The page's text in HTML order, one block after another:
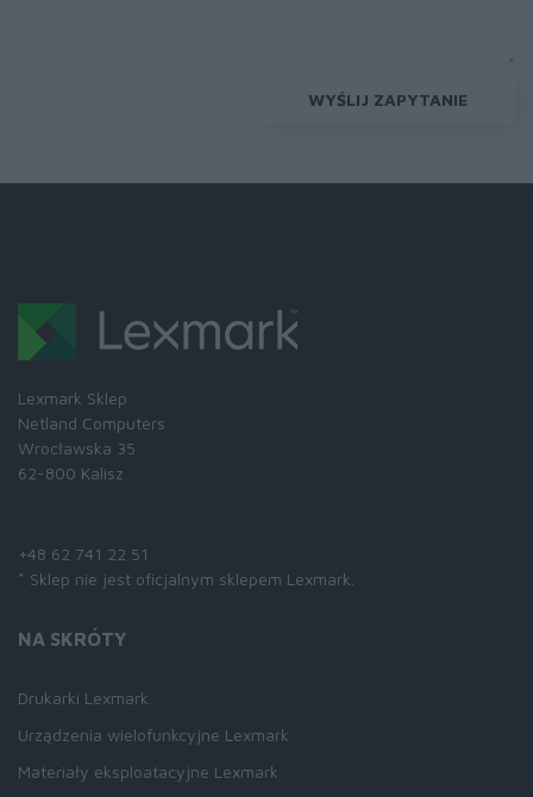
WYŚLIJ ZAPYTANIE
Lexmark Sklep
Netland Computers
Wrocławska 35
62-800 Kalisz
+48 62 741 22 51
* Sklep nie jest oficjalnym sklepem Lexmark.
NA SKRÓTY
Drukarki Lexmark
Urządzenia wielofunkcyjne Lexmark
Materiały eksploatacyjne Lexmark